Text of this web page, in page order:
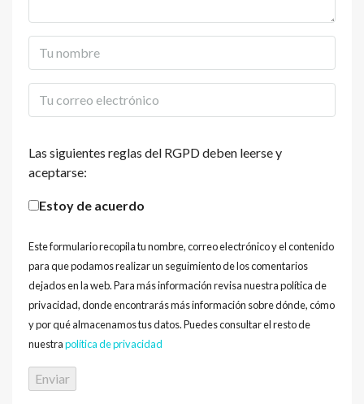
Las siguientes reglas del RGPD deben leerse y
aceptarse:
Estoy de acuerdo
Este formulario recopila tu nombre, correo electrónico y el contenido
para que podamos realizar un seguimiento de los comentarios
dejados en la web. Para más información revisa nuestra política de
privacidad, donde encontrarás más información sobre dónde, cómo
y por qué almacenamos tus datos. Puedes consultar el resto de
nuestrapolítica de privacidad